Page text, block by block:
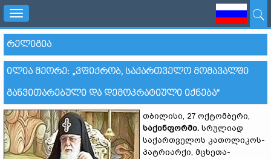
Toggle
navigation
ᲠᲔᲚᲘᲒᲘᲐ
ᲘᲚᲘᲐ ᲛᲔᲝᲠᲔ: „ᲕᲤᲘᲥᲠᲝᲑ, ᲡᲐᲥᲐᲠᲗᲕᲔᲚᲝ ᲛᲝᲛᲐᲕᲐᲚᲨᲘ
ᲒᲐᲜᲕᲘᲗᲐᲠᲔᲑᲣᲚᲘ ᲓᲐ ᲓᲔᲛᲝᲙᲠᲐᲢᲘᲣᲚᲘ ᲘᲥᲜᲔᲑᲐ“
თბილისი, 27 ოქტომბერი,
საქინფორმი. სრულიად
საქართველოს კათოლიკოს-
პატრიარქი, მცხეთა-